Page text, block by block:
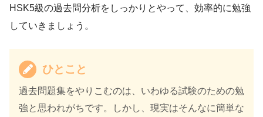
HSK5級の過去問分析をしっかりとやって、効率的に勉強
していきましょう。
ひとこと
過去問題集をやりこむのは、いわゆる試験のための勉
強と思われがちです。しかし、現実はそんなに簡単な